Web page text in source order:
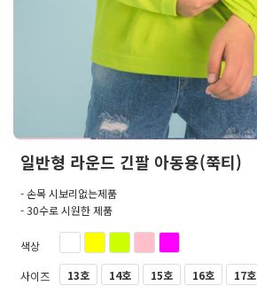
일반형 라운드 긴팔 아동용(쭉티)
- 손목 시보리없는제품
- 30수로 시원한 제품
색상
사이즈
13호 14호 15호 16호 17호